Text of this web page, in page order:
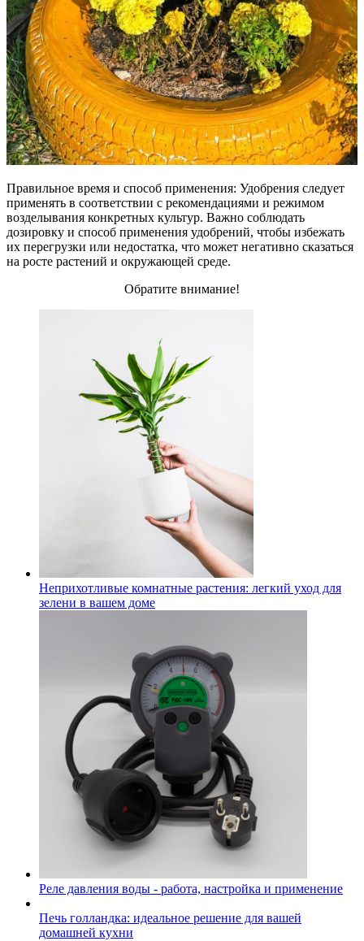
Правильное время и способ применения: Удобрения следует
применять в соответствии с рекомендациями и режимом
возделывания конкретных культур. Важно соблюдать
дозировку и способ применения удобрений, чтобы избежать
их перегрузки или недостатка, что может негативно сказаться
на росте растений и окружающей среде.
Обратите внимание!
Неприхотливые комнатные растения: легкий уход для
зелени в вашем доме
Реле давления воды - работа, настройка и применение
Печь голландка: идеальное решение для вашей
домашней кухни